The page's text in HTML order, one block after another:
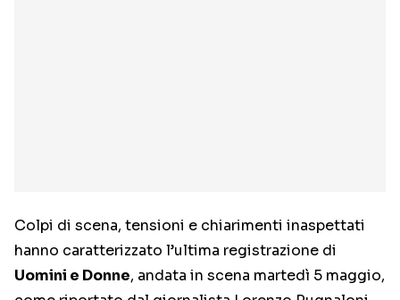
Colpi di scena, tensioni e chiarimenti inaspettati
hanno caratterizzato l’ultima registrazione di
Uomini e Donne, andata in scena martedì 5 maggio,